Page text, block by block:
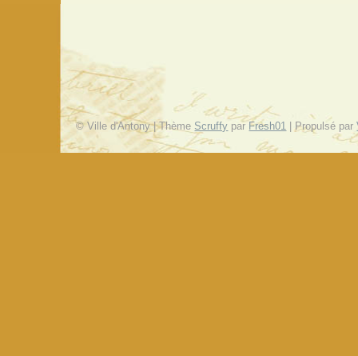
© Ville d'Antony | Thème Scruffy par Fresh01 | Propulsé par